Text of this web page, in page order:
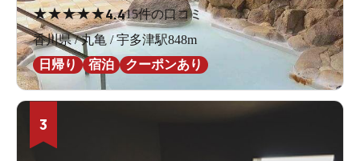
★★★★★4.415件の口コミ
香川県 / 丸亀 / 宇多津駅848m
日帰り
宿泊 クーポンあり
3